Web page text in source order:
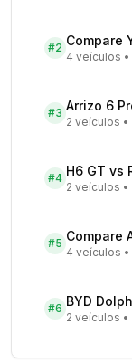
#2
4 veículos •
#3
2 veículos •
#4
2 veículos •
#5
4 veículos •
#6
2 veículos •